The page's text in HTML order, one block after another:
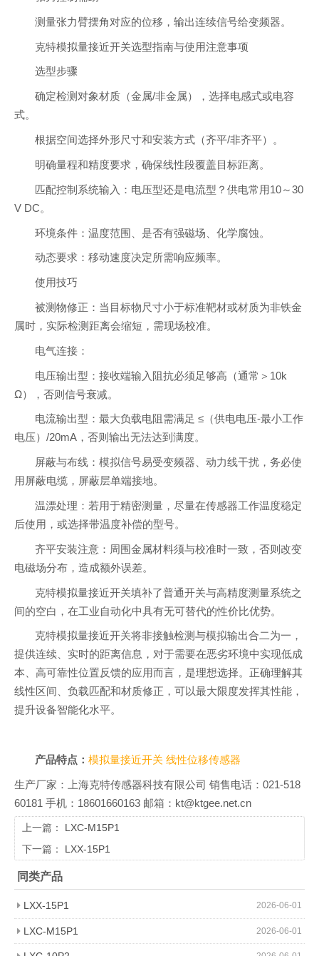
测量张力臂摆角对应的位移，输出连续信号给变频器。
克特模拟量接近开关选型指南与使用注意事项
选型步骤
确定检测对象材质（金属/非金属），选择电感式或电容
式。
根据空间选择外形尺寸和安装方式（齐平/非齐平）。
明确量程和精度要求，确保线性段覆盖目标距离。
匹配控制系统输入：电压型还是电流型？供电常用10～30
V DC。
环境条件：温度范围、是否有强磁场、化学腐蚀。
动态要求：移动速度决定所需响应频率。
使用技巧
被测物修正：当目标物尺寸小于标准靶材或材质为非铁金
属时，实际检测距离会缩短，需现场校准。
电气连接：
电压输出型：接收端输入阻抗必须足够高（通常＞10k
Ω），否则信号衰减。
电流输出型：最大负载电阻需满足 ≤（供电电压-最小工作
电压）/20mA，否则输出无法达到满度。
屏蔽与布线：模拟信号易受变频器、动力线干扰，务必使
用屏蔽电缆，屏蔽层单端接地。
温漂处理：若用于精密测量，尽量在传感器工作温度稳定
后使用，或选择带温度补偿的型号。
齐平安装注意：周围金属材料须与校准时一致，否则改变
电磁场分布，造成额外误差。
克特模拟量接近开关填补了普通开关与高精度测量系统之
间的空白，在工业自动化中具有无可替代的性价比优势。
克特模拟量接近开关将非接触检测与模拟输出合二为一，
提供连续、实时的距离信息，对于需要在恶劣环境中实现低成
本、高可靠性位置反馈的应用而言，是理想选择。正确理解其
线性区间、负载匹配和材质修正，可以最大限度发挥其性能，
提升设备智能化水平。
产品特点：模拟量接近开关线性位移传感器
生产厂家：上海克特传感器科技有限公司 销售电话：021-518
60181 手机：18601660163 邮箱：kt@ktgee.net.cn
上一篇： LXC-M15P1
下一篇： LXX-15P1
同类产品
2026-06-01
LXX-15P1
2026-06-01
LXC-M15P1